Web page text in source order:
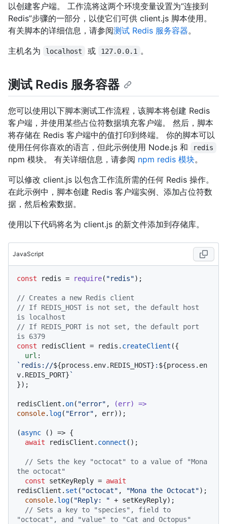
以创建客户端。 工作流将这两个环境变量设置为“连接到
Redis”步骤的一部分，以使它们可供 client.js 脚本使用。
有关脚本的详细信息，请参阅测试 Redis 服务容器。
主机名为
localhost 或 127.0.0.1 。
测试 Redis 服务容器
您可以使用以下脚本测试工作流程，该脚本将创建 Redis
客户端，并使用某些占位符数据填充客户端。 然后，脚本
将存储在 Redis 客户端中的值打印到终端。 你的脚本可以
使用任何你喜欢的语言，但此示例使用 Node.js 和
redis
npm 模块。 有关详细信息，请参阅 npm redis 模块。
可以修改 client.js 以包含工作流所需的任何 Redis 操作。
在此示例中，脚本创建 Redis 客户端实例、添加占位符数
据，然后检索数据。
使用以下代码将名为 client.js 的新文件添加到存储库。
JavaScript
const redis = require( "redis");
// Creates a new Redis client
// If REDIS_HOST is not set, the default host
is localhost
// If REDIS_PORT is not set, the default port
is 6379
const redisClient = redis. createClient ({
url
`redis://${process.env.REDIS_HOST} : ${process.en
v.REDIS_PORT} `
});
redisClient. on( "error" , (err) =>
console. log( "Error" , err));
(async () => {
await redisClient. connect ();
// Sets the key "octocat" to a value of "Mona
the octocat"
const setKeyReply = await
redisClient. set ( "octocat" , "Mona the Octocat");
console. log( "Reply: " + setKeyReply);
// Sets a key to "species", field to
"octocat", and "value" to "Cat and Octopus"